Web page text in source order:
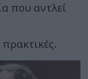
που αντλεί